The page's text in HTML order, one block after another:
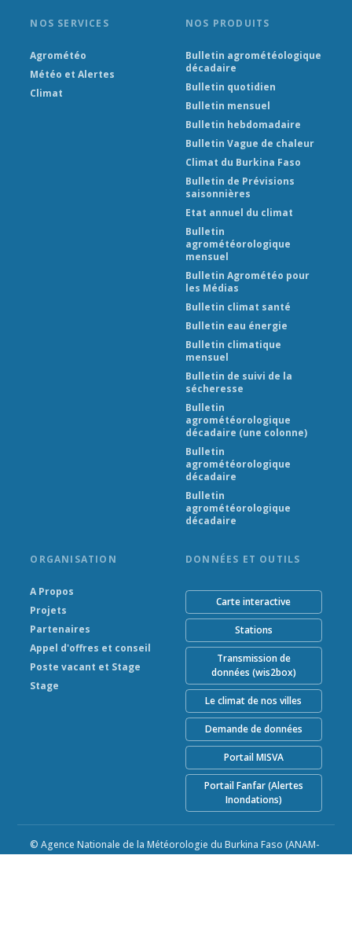
NOS SERVICES
Agrométéo
Météo et Alertes
Climat
NOS PRODUITS
Bulletin agrométéologique
décadaire
Bulletin quotidien
Bulletin mensuel
Bulletin hebdomadaire
Bulletin Vague de chaleur
Climat du Burkina Faso
Bulletin de Prévisions
saisonnières
Etat annuel du climat
Bulletin
agrométéorologique
mensuel
Bulletin Agrométéo pour
les Médias
Bulletin climat santé
Bulletin eau énergie
Bulletin climatique
mensuel
Bulletin de suivi de la
sécheresse
Bulletin
agrométéorologique
décadaire (une colonne)
Bulletin
agrométéorologique
décadaire
Bulletin
agrométéorologique
décadaire
ORGANISATION
A Propos
Projets
Partenaires
Appel d'offres et conseil
Poste vacant et Stage
Stage
DONNÉES ET OUTILS
Carte interactive
Stations
Transmission de
données (wis2box)
Le climat de nos villes
Demande de données
Portail MISVA
Portail Fanfar (Alertes
Inondations)
© Agence Nationale de la Météorologie du Burkina Faso (ANAM-
BF) 2026